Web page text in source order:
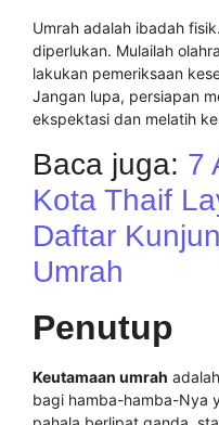
Umrah adalah ibadah
diperlukan. Mulailah
lakukan pemeriksaan
Jangan lupa, persiapan
ekspektasi dan melatih
Baca juga: 7
Kota Thaif
Daftar
Umrah
Penutup
Keutamaan umrah
bagi hamba-hamba-Nya